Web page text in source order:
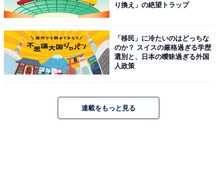
り換え」の絶望トラップ
「移民」に冷たいのはどっちな
のか？ スイスの厳格過ぎる学歴
選別と、日本の曖昧過ぎる外国
人政策
連載をもっと見る